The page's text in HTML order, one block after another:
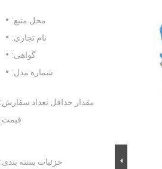
محل منبع:
نام تجاری:
گواهی:
شماره مدل:
مقدار حداقل تعداد سفارش:
قیمت:
جزئیات بسته بندی: